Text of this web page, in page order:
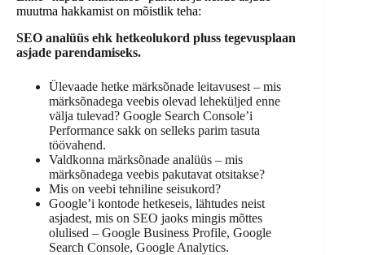
muutma hakkamist on mõistlik teha:
SEO analüüs ehk hetkeolukord pluss tegevusplaan
asjade parendamiseks.
Ülevaade hetke märksõnade leitavusest – mis
märksõnadega veebis olevad leheküljed enne
välja tulevad? Google Search Console’i
Performance sakk on selleks parim tasuta
töövahend.
Valdkonna märksõnade analüüs – mis
märksõnadega veebis pakutavat otsitakse?
Mis on veebi tehniline seisukord?
Google’i kontode hetkeseis, lähtudes neist
asjadest, mis on SEO jaoks mingis mõttes
olulised – Google Business Profile, Google
Search Console, Google Analytics.